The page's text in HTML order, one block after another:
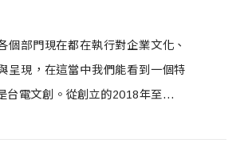
個部門現在都在執行對企業文化、
呈現，在這當中我們能看到一個特
台電文創。從創立的2018年至今，